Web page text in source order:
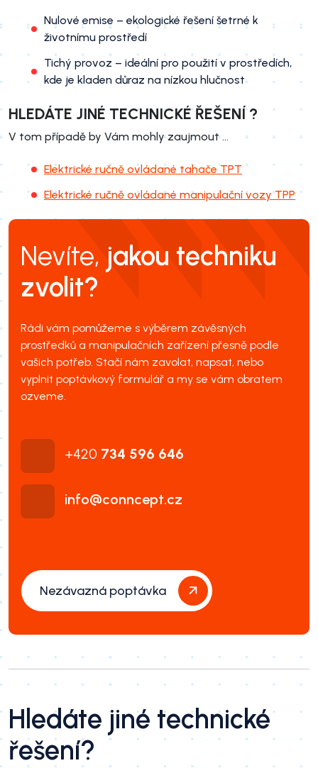
Nulové emise – ekologické řešení šetrné k
životnímu prostředí
Tichý provoz – ideální pro použití v prostředích,
kde je kladen důraz na nízkou hlučnost
HLEDÁTE JINÉ TECHNICKÉ ŘEŠENÍ ?
V tom případě by Vám mohly zaujmout ...
Elektrické ručně ovládané tahače TPT
Elektrické ručně ovládané manipulační vozy TPP
Nevíte, jakou techniku
zvolit?
Rádi vám pomůžeme s výběrem závěsných
prostředků a manipulačních zařízení přesně podle
vašich potřeb. Stačí nám zavolat, napsat, nebo
vyplnit poptávkový formulář a my se vám obratem
ozveme.
+420 734 596 646
info@conncept.cz
Nezávazná poptávka
Hledáte jiné technické
řešení?